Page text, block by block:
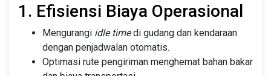
1. Efisiensi Biaya Operasional
Mengurangi idle timedi gudang dan kendaraan
dengan penjadwalan otomatis.
Optimasi rute pengiriman menghemat bahan bakar